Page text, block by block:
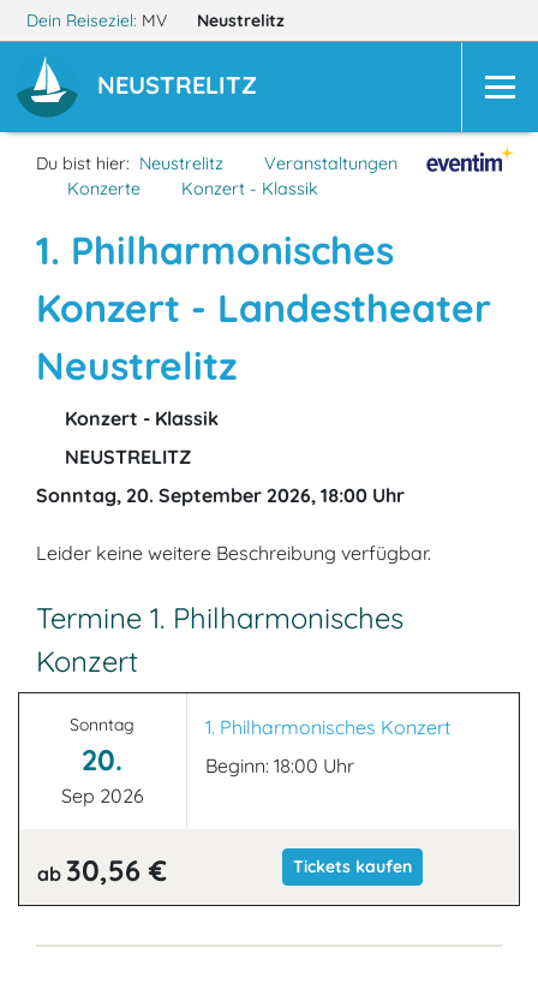
Dein Reiseziel: MV Neustrelitz
NEUSTRELITZ
Du bist hier: Neustrelitz
Veranstaltungen
Konzerte
Konzert - Klassik
1. Philharmonisches
Konzert - Landestheater
Neustrelitz
Konzert - Klassik
NEUSTRELITZ
Sonntag, 20. September 2026, 18:00 Uhr
Leider keine weitere Beschreibung verfügbar.
Termine 1. Philharmonisches
Konzert
Sonntag
20.
Sep 2026
1. Philharmonisches Konzert
Beginn: 18:00 Uhr
ab 30,56 € Tickets kaufen